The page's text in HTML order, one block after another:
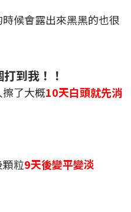
候會露出來黑黑的也很
到我！！
了大概10天白頭就先消
粒9天後變平變淡